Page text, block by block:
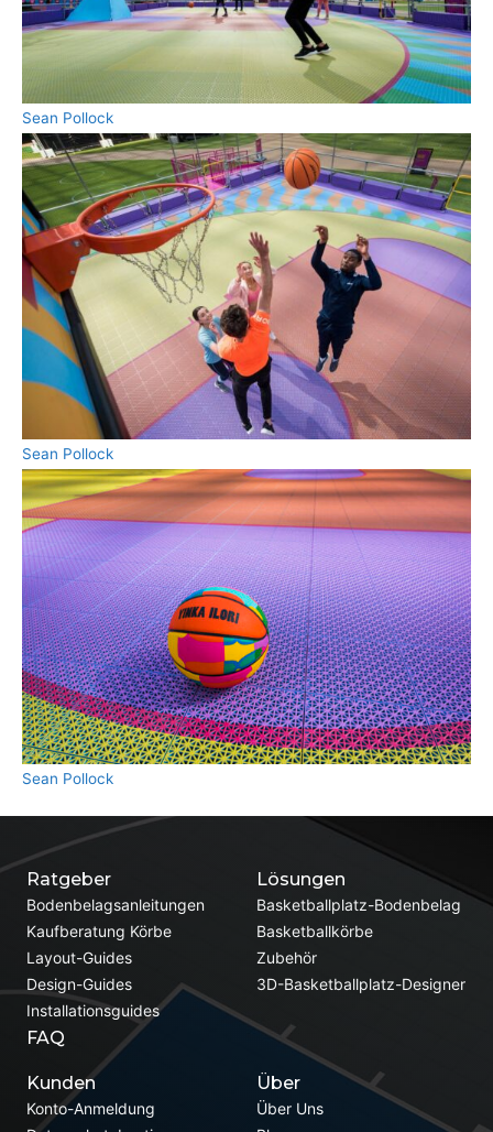
Sean Pollock
Sean Pollock
Sean Pollock
Lösungen
Basketballplatz-Bodenbelag
Basketballkörbe
Zubehör
3D-Basketballplatz-Designer
Ratgeber
Bodenbelagsanleitungen
Kaufberatung Körbe
Layout-Guides
Design-Guides
Installationsguides
FAQ
Kunden
Konto-Anmeldung
Über
Über Uns